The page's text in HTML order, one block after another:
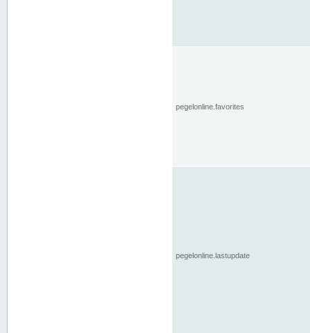
pegelonline.favorites
pegelonline.lastupdate